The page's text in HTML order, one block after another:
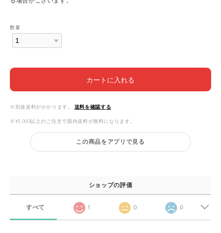
数量
カートに入れる
※別途送料がかかります。 送料を確認する
※¥5,000以上のご注文で国内送料が無料になります。
この商品をアプリで見る
ショップの評価
すべて 1 0 0